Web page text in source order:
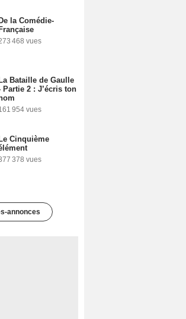
De la Comédie-
Française
468 vues
Bataille de Gaulle
Partie 2 : J’écris ton
954 vues
Le Cinquième
378 vues
annonces